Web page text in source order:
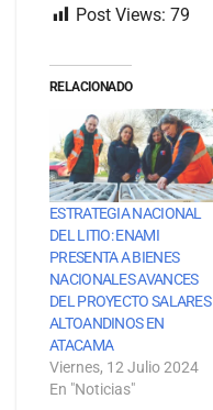
Post Views: 79
RELACIONADO
ESTRATEGIA NACIONAL
DEL LITIO: ENAMI
PRESENTA A BIENES
NACIONALES AVANCES
DEL PROYECTO SALARES
ALTOANDINOS EN
ATACAMA
Viernes, 12 Julio 2024
En "Noticias"